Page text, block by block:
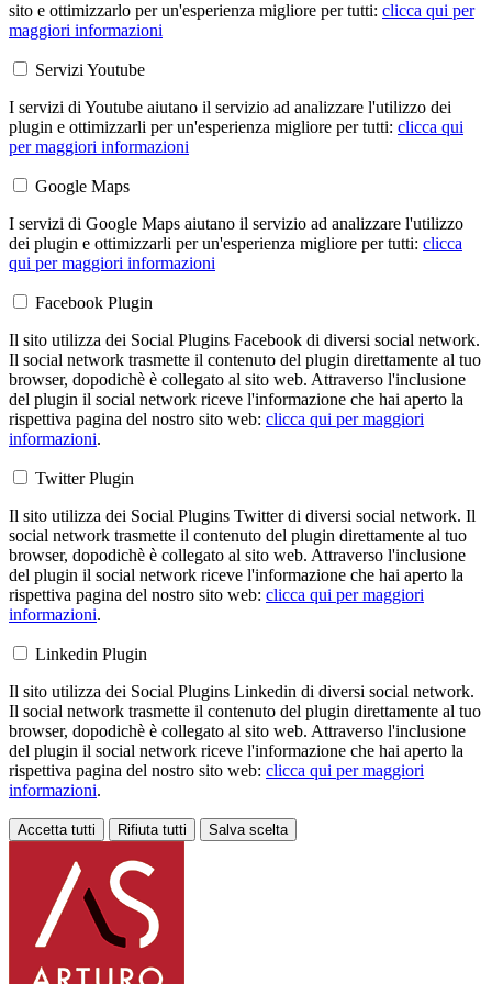
sito e ottimizzarlo per un'esperienza migliore per tutti: clicca qui per
maggiori informazioni
Servizi Youtube
I servizi di Youtube aiutano il servizio ad analizzare l'utilizzo dei
plugin e ottimizzarli per un'esperienza migliore per tutti: clicca qui
per maggiori informazioni
Google Maps
I servizi di Google Maps aiutano il servizio ad analizzare l'utilizzo
dei plugin e ottimizzarli per un'esperienza migliore per tutti: clicca
qui per maggiori informazioni
Facebook Plugin
Il sito utilizza dei Social Plugins Facebook di diversi social network.
Il social network trasmette il contenuto del plugin direttamente al tuo
browser, dopodichè è collegato al sito web. Attraverso l'inclusione
del plugin il social network riceve l'informazione che hai aperto la
rispettiva pagina del nostro sito web: clicca qui per maggiori
informazioni.
Twitter Plugin
Il sito utilizza dei Social Plugins Twitter di diversi social network. Il
social network trasmette il contenuto del plugin direttamente al tuo
browser, dopodichè è collegato al sito web. Attraverso l'inclusione
del plugin il social network riceve l'informazione che hai aperto la
rispettiva pagina del nostro sito web: clicca qui per maggiori
informazioni.
Linkedin Plugin
Il sito utilizza dei Social Plugins Linkedin di diversi social network.
Il social network trasmette il contenuto del plugin direttamente al tuo
browser, dopodichè è collegato al sito web. Attraverso l'inclusione
del plugin il social network riceve l'informazione che hai aperto la
rispettiva pagina del nostro sito web: clicca qui per maggiori
informazioni.
Accetta tutti Rifiuta tutti Salva scelta